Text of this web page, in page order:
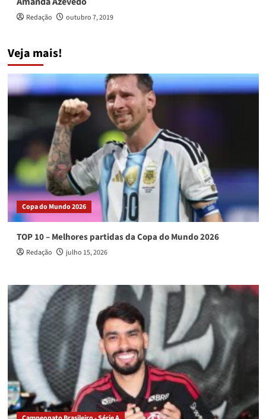
Redação outubro 7, 2019
Veja mais!
Copa do Mundo 2026
TOP 10 – Melhores partidas da Copa do Mundo 2026
Redação julho 15, 2026